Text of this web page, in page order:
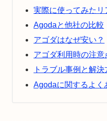
実際に使ってみたリ
Agodaと他社の比較
アゴダはなぜ安い？
アゴダ利用時の注意
トラブル事例と解決
Agodaに関するよく